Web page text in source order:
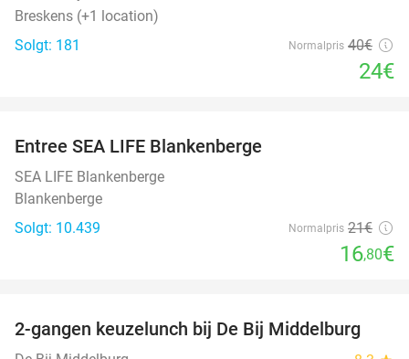
Breskens (+1 location)
Solgt: 181
Normalpris 40€
24€
Entree SEA LIFE Blankenberge
SEA LIFE Blankenberge
Blankenberge
Solgt: 10.439
Normalpris 21€
16,80€
42%
2-gangen keuzelunch bij De Bij Middelburg